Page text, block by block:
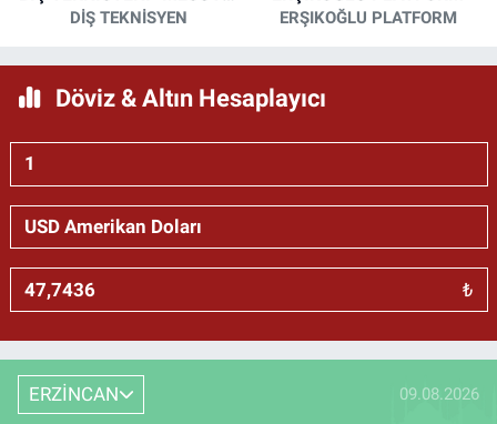
DİŞ TEKNİSYEN ERŞIKOĞLU PLATFORM
Döviz & Altın Hesaplayıcı
₺
ERZİNCAN 09.08.2026